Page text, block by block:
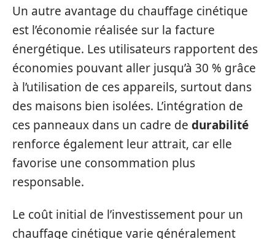
Un autre avantage du chauffage cinétique
est l’économie réalisée sur la facture
énergétique. Les utilisateurs rapportent des
économies pouvant aller jusqu’à 30 % grâce
à l’utilisation de ces appareils, surtout dans
des maisons bien isolées. L’intégration de
ces panneaux dans un cadre de durabilité
renforce également leur attrait, car elle
favorise une consommation plus
responsable.
Le coût initial de l’investissement pour un
chauffage cinétique varie généralement